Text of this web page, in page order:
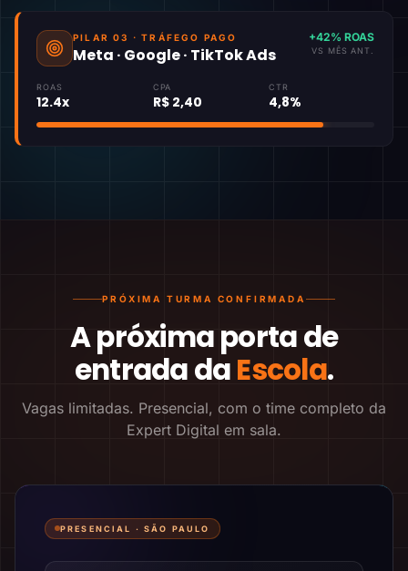
PILAR 03 · TRÁFEGO PAGO
Meta · Google · TikTok Ads
+42% ROAS
VS MÊS ANT.
ROAS
12.4x
CPA
R$ 2,40
CTR
4,8%
PRÓXIMA TURMA CONFIRMADA
A próxima porta de
entrada daEscola.
Vagas limitadas. Presencial, com o time completo da
Expert Digital em sala.
PRESENCIAL ·SÃO PAULO